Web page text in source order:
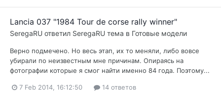
Lancia 037 "1984 Tour de corse rally winner"
SeregaRU ответил SeregaRU тема в Готовые модели
Верно подмечено. Но весь этап, их то меняли, либо вовсе
убирали по неизвестным мне причинам. Опираясь на
фотографии которые я смог найти именно 84 года. Поэтому...
7 Feb 2014, 16:12:50 14 ответов